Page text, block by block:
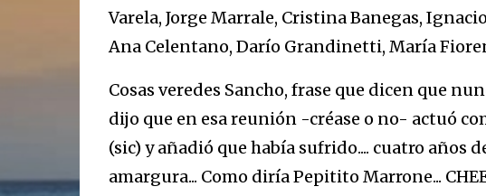
Varela, Jorge Marrale, Cristina Banegas,
Ana Celentano, Darío Grandinetti, María
Cosas veredes Sancho, frase que dicen que
dijo que en esa reunión -créase o no- actuó
(sic) y añadió que había sufrido.... cuatro años
amargura... Como diría Pepitito Marrone...